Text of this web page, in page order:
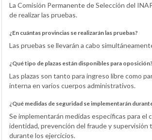
La Comisión Permanente de Selección del
de realizar las pruebas.
¿En cuántas provincias se realizarán las pruebas?
Las pruebas se llevarán a cabo
¿Qué tipo de plazas están disponibles para oposición?
Las plazas son tanto para ingreso libre como
interna en varios cuerpos administrativos.
¿Qué medidas de seguridad se implementarán
Se implementarán medidas específicas para el
identidad, prevención del fraude y supervisión
durante los ejercicios.